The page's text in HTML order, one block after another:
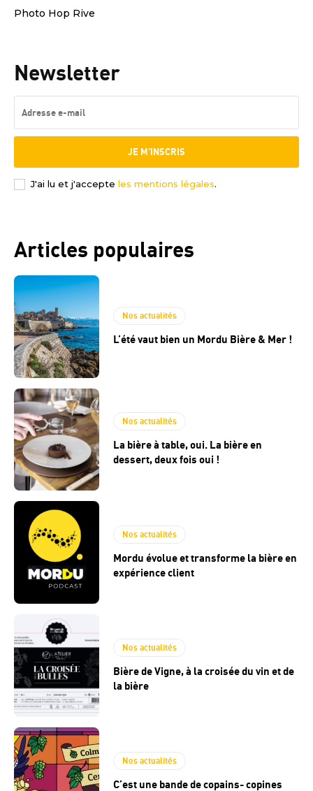
Photo Hop Rive
Newsletter
JE M'INSCRIS
J'ai lu et j'accepte les mentions légales.
Articles populaires
Nos actualités
L’été vaut bien un Mordu Bière & Mer !
Nos actualités
La bière à table, oui. La bière en
dessert, deux fois oui !
Nos actualités
Mordu évolue et transforme la bière en
expérience client
Nos actualités
Bière de Vigne, à la croisée du vin et de
la bière
Nos actualités
C’est une bande de copains- copines